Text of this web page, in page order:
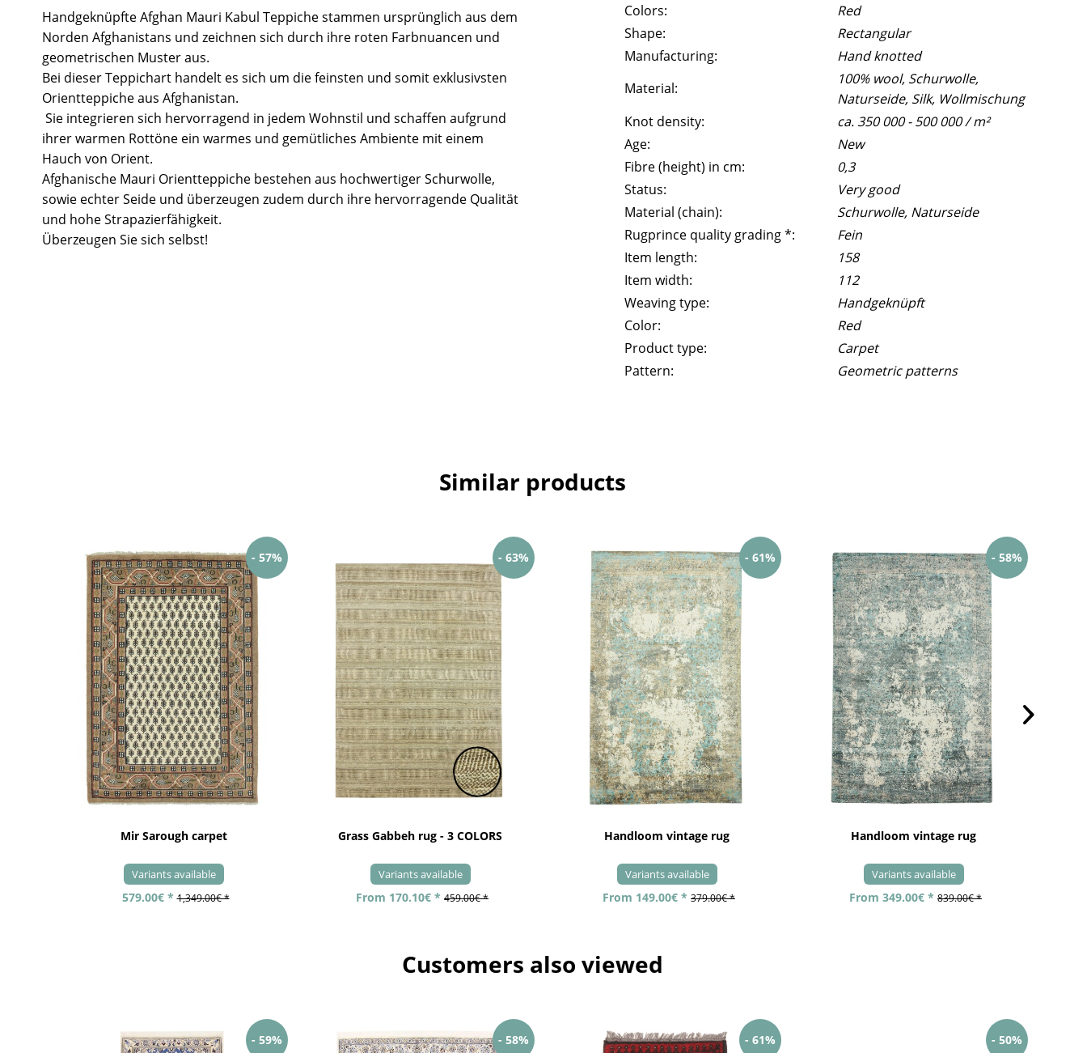
Handgeknüpfte Afghan Mauri Kabul Teppiche stammen ursprünglich aus dem
Norden Afghanistans und zeichnen sich durch ihre roten Farbnuancen und
geometrischen Muster aus.
Bei dieser Teppichart handelt es sich um die feinsten und somit exklusivsten
Orientteppiche aus Afghanistan.
Sie integrieren sich hervorragend in jedem Wohnstil und schaffen aufgrund
ihrer warmen Rottöne ein warmes und gemütliches Ambiente mit einem
Hauch von Orient.
Afghanische Mauri Orientteppiche bestehen aus hochwertiger Schurwolle,
sowie echter Seide und überzeugen zudem durch ihre hervorragende Qualität
und hohe Strapazierfähigkeit.
Überzeugen Sie sich selbst!
Colors:
Red
Shape:
Rectangular
Manufacturing:
Hand knotted
Material:
100% wool, Schurwolle,
Naturseide, Silk, Wollmischung
Knot density:
ca. 350 000 - 500 000 / m²
Age:
New
Fibre (height) in cm:
0,3
Status:
Very good
Material (chain):
Schurwolle, Naturseide
Rugprince quality grading *:
Fein
Item length:
158
Item width:
112
Weaving type:
Handgeknüpft
Color:
Red
Product type:
Carpet
Pattern:
Geometric patterns
Similar products
- 57%
Mir Sarough carpet
Variants available
579.00€ * 1,349.00€ *
- 63%
Grass Gabbeh rug - 3 COLORS
Variants available
From 170.10€ * 459.00€ *
- 61%
Handloom vintage rug
Variants available
From 149.00€ * 379.00€ *
- 58%
Handloom vintage rug
Variants available
From 349.00€ * 839.00€ *
Customers also viewed
- 59% - 58% - 61% - 50%